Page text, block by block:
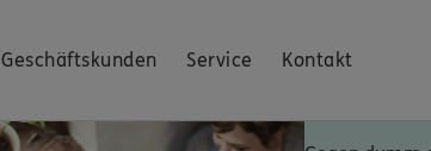
Geschäftskunden Service Kontakt